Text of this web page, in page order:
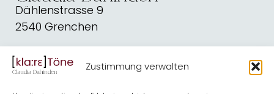
Zustimmung verwalten
Dählenstrasse 9
2540 Grenchen
dahindenbooks@quickline.ch
Schreiben